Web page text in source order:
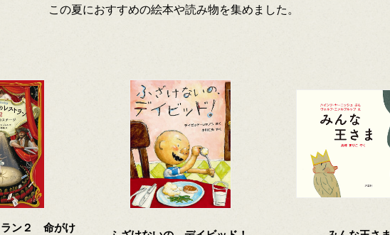
この夏におすすめの絵本や読み物を集めました。
ラン２ 命がけ